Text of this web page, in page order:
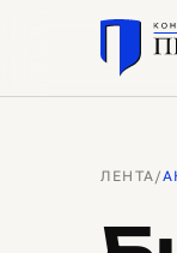
ЛЕНТА/